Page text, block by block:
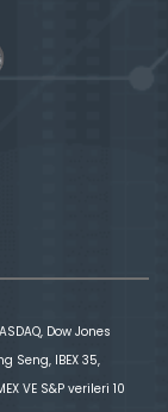
Dow Jones
Seng, IBEX 35,
VE S&P verileri 10